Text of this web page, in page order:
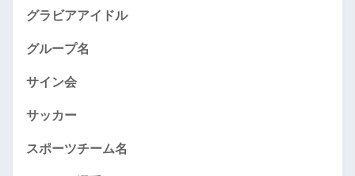
グラビアアイドル
グループ名
サイン会
サッカー
スポーツチーム名